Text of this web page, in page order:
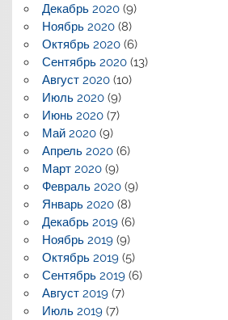
Декабрь 2020(9)
Ноябрь 2020(8)
Октябрь 2020(6)
Сентябрь 2020(13)
Август 2020(10)
Июль 2020(9)
Июнь 2020(7)
Май 2020(9)
Апрель 2020(6)
Март 2020(9)
Февраль 2020(9)
Январь 2020(8)
Декабрь 2019(6)
Ноябрь 2019(9)
Октябрь 2019(5)
Сентябрь 2019(6)
Август 2019(7)
Июль 2019(7)